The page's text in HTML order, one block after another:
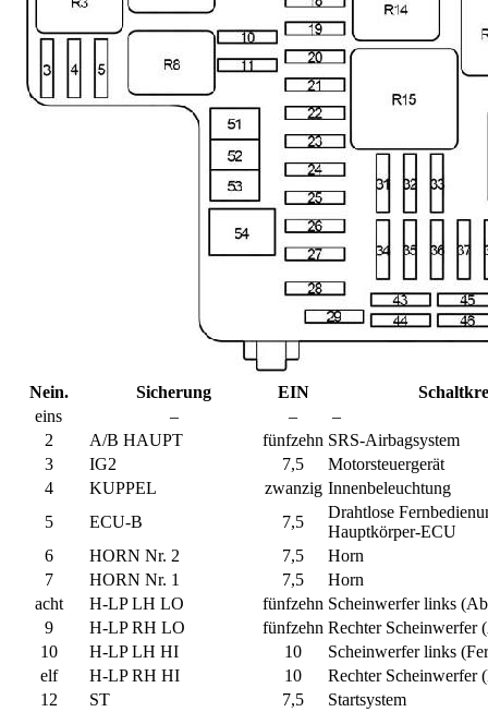
Nein. Sicherung EIN
eins
– –
–
2
A/B HAUPT fünfzehn SRS-Airbagsystem
3
IG2 7,5
Motorsteuergerät
4
KUPPEL zwanzig Innenbeleuchtung
5
ECU-B 7,5
Drahtlose
Hauptkörper-ECU
6
HORN Nr. 2 7,5
Horn
7
HORN Nr. 1 7,5
Horn
acht
H-LP LH LO fünfzehn Scheinwerfer links
9
H-LP RH LO fünfzehn Rechter Scheinwerfer
10
H-LP LH HI 10
Scheinwerfer links
elf
H-LP RH HI 10
Rechter Scheinwerfer
12
ST 7,5
Startsystem